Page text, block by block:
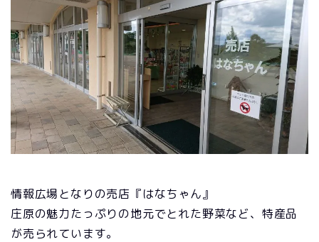
情報広場となりの売店『はなちゃん』
庄原の魅力たっぷりの地元でとれた野菜など、特産品
が売られています。